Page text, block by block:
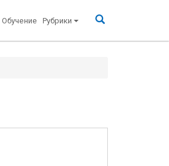
Обучение Рубрики